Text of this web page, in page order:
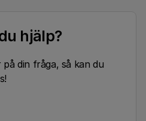
hjälp?
din fråga, så kan du